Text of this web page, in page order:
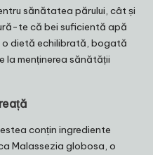
sănătatea părului, cât și
te că bei suficientă apă
o dietă echilibrată, bogată
la menținerea sănătății
conțin ingrediente
Malassezia globosa, o